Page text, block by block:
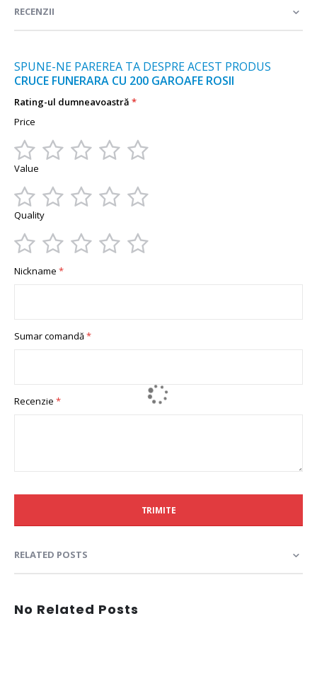
RECENZII
SPUNE-NE PAREREA TA DESPRE ACEST PRODUS
CRUCE FUNERARA CU 200 GAROAFE ROSII
Rating-ul dumneavoastră
Price
1
2
3
4
5
Value
1
2
3
4
5
Quality
star
stars
stars
stars
stars
Nickname
Sumar comandă
Recenzie
TRIMITE
RELATED POSTS
No Related Posts